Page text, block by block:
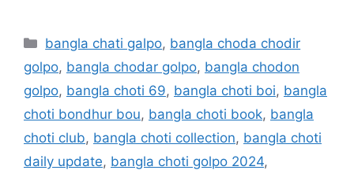
Categories
bangla chati galpo, bangla choda chodir
golpo, bangla chodar golpo, bangla chodon
golpo, bangla choti 69, bangla choti boi, bangla
choti bondhur bou, bangla choti book, bangla
choti club, bangla choti collection, bangla choti
daily update, bangla choti golpo 2024,